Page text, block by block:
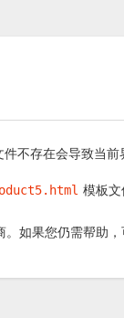
不存在会导致当
模板
。如果您仍需帮助